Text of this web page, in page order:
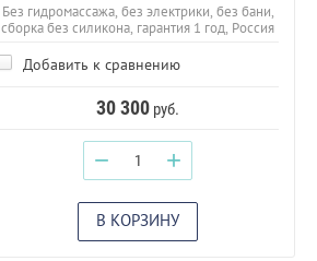
Без гидромассажа, без электрики, без бани,
сборка без силикона, гарантия 1 год, Россия
Добавить к сравнению
30 300 руб.
− +
В КОРЗИНУ